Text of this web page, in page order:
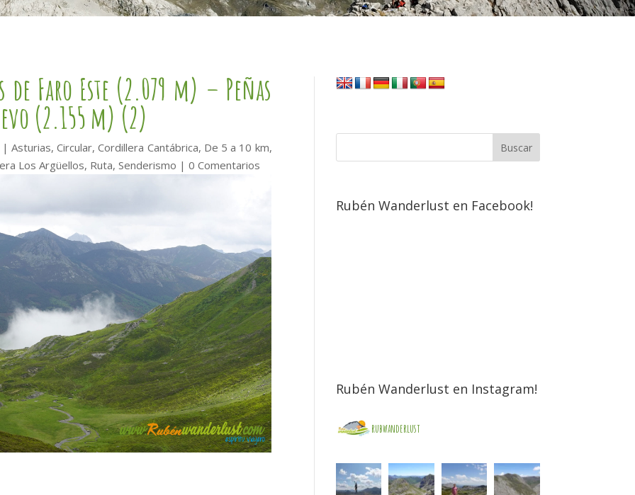
de Faro Este (2.079 m) – Peñas
(2.155 m) (2)
Asturias,Circular,Cordillera Cantábrica, De 5 a 10 km,
Los Argüellos, Ruta,Senderismo |0 Comentarios
Rubén Wanderlust en Facebook!
Rubén Wanderlust en Instagram!
rubwanderlust